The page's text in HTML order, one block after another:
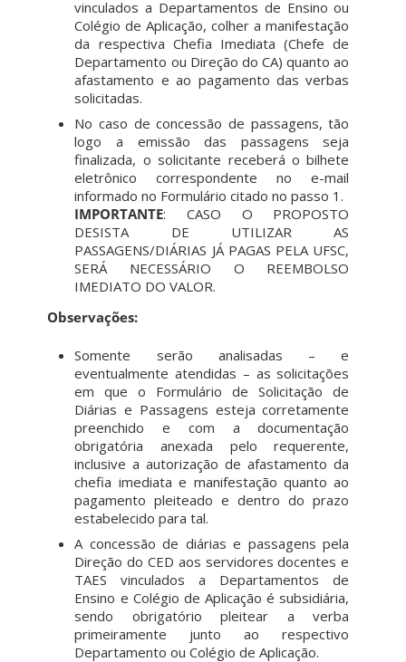
vinculados a Departamentos de Ensino ou
Colégio de Aplicação, colher a manifestação
da respectiva Chefia Imediata (Chefe de
Departamento ou Direção do CA) quanto ao
afastamento e ao pagamento das verbas
solicitadas.
No caso de concessão de passagens, tão
logo a emissão das passagens seja
finalizada, o solicitante receberá o bilhete
eletrônico correspondente no e-mail
informado no Formulário citado no passo 1.
IMPORTANTE: CASO O PROPOSTO
DESISTA DE UTILIZAR AS
PASSAGENS/DIÁRIAS JÁ PAGAS PELA UFSC,
SERÁ NECESSÁRIO O REEMBOLSO
IMEDIATO DO VALOR.
Observações:
Somente serão analisadas – e
eventualmente atendidas – as solicitações
em que o Formulário de Solicitação de
Diárias e Passagens esteja corretamente
preenchido e com a documentação
obrigatória anexada pelo requerente,
inclusive a autorização de afastamento da
chefia imediata e manifestação quanto ao
pagamento pleiteado e dentro do prazo
estabelecido para tal.
A concessão de diárias e passagens pela
Direção do CED aos servidores docentes e
TAES vinculados a Departamentos de
Ensino e Colégio de Aplicação é subsidiária,
sendo obrigatório pleitear a verba
primeiramente junto ao respectivo
Departamento ou Colégio de Aplicação.